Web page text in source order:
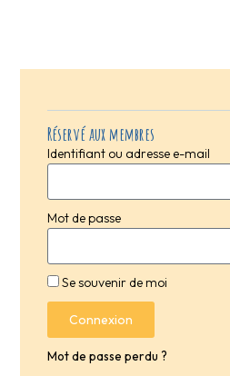
Réservé aux membres
Identifiant ou adresse e-mail
Mot de passe
Se souvenir de moi
Connexion
Mot de passe perdu ?